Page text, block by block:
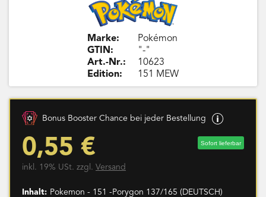
Marke:
GTIN:
Art.-Nr.:
Edition:
Pokémon
"-"
10623
151 MEW
Bonus Booster Chance bei jeder Bestellung
0,55 € Sofort lieferbar
inkl. 19% USt. zzgl. Versand
Inhalt: Pokemon - 151 -Porygon 137/165 (DEUTSCH)